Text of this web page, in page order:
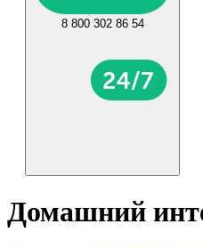
8 800 302 86 54
Домашний